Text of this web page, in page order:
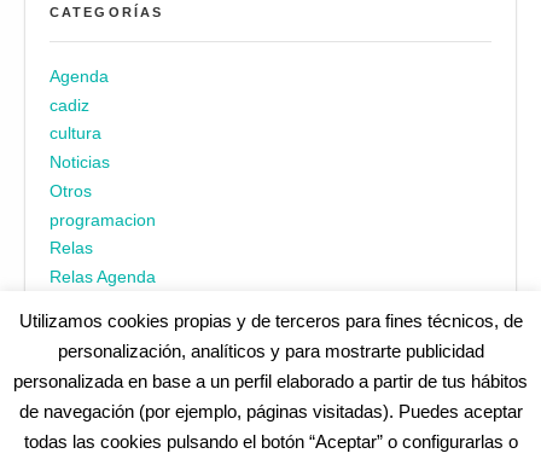
CATEGORÍAS
Agenda
cadiz
cultura
Noticias
Otros
programacion
Relas
Relas Agenda
¿No encuentras alguna cosa? Echa un vistazo encadiz.es|
Utilizamos cookies propias y de terceros para fines técnicos, de
personalización, analíticos y para mostrarte publicidad
personalizada en base a un perfil elaborado a partir de tus hábitos
de navegación (por ejemplo, páginas visitadas). Puedes aceptar
todas las cookies pulsando el botón “Aceptar” o configurarlas o